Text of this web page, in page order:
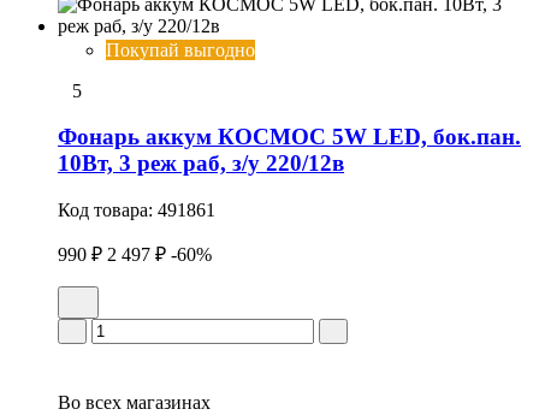
Покупай выгодно
5
Фонарь аккум КОСМОС 5W LED, бок.пан.
10Вт, 3 реж раб, з/у 220/12в
Код товара: 491861
990 ₽ 2 497 ₽ -60%
Во всех магазинах